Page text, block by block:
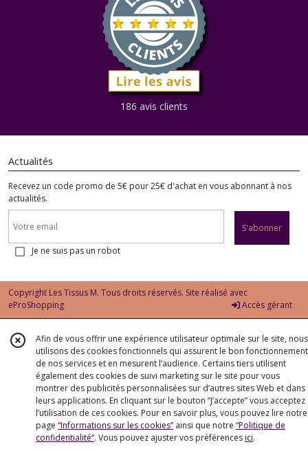
186 avis clients
Actualités
Recevez un code promo de 5€ pour 25€ d'achat en vous abonnant à nos
actualités.
S'abonner
Je ne suis pas un robot
Copyright Les Tissus M. Tous droits réservés. Site réalisé avec
eProShopping
Accès gérant
Afin de vous offrir une expérience utilisateur optimale sur le site, nous
utilisons des cookies fonctionnels qui assurent le bon fonctionnement
de nos services et en mesurent l’audience. Certains tiers utilisent
également des cookies de suivi marketing sur le site pour vous
montrer des publicités personnalisées sur d’autres sites Web et dans
leurs applications. En cliquant sur le bouton “J’accepte” vous acceptez
l’utilisation de ces cookies. Pour en savoir plus, vous pouvez lire notre
page “Informations sur les cookies” ainsi que notre “Politique de
confidentialité“. Vous pouvez ajuster vos préférences ici.